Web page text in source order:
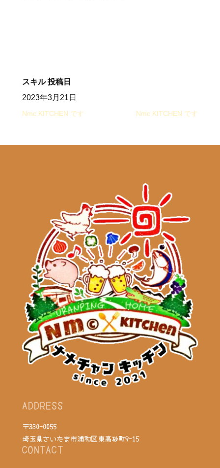
スキル 投稿日
2023年3月21日
Nmc KITCHEN です‍ Nmc KITCHEN です‍
ADDRESS
〒330-0055
埼玉県さいたま市浦和区東高砂町9-15
CONTACT